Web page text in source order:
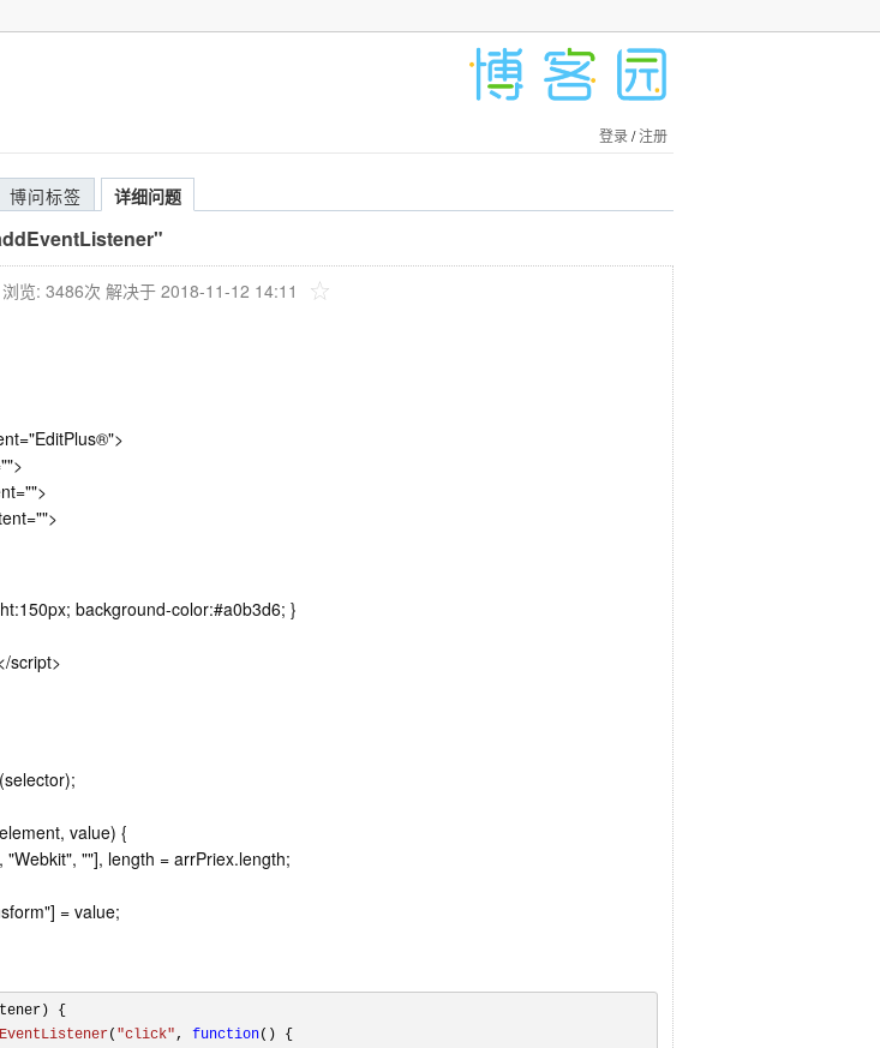
登录/注册
博问标签 详细问题
浏览: 3486次 解决于 2018-11-12 14:11
background-color:#a0b3d6; }
script>
value) {
""], length = arrPriex.length;
= value;
) {
( "click" , function( ) {